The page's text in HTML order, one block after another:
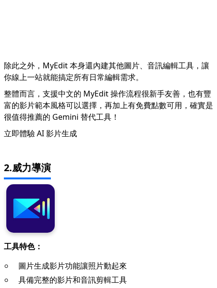
除此之外，MyEdit 本身還內建其他圖片、音訊編輯工具，讓
你線上一站就能搞定所有日常編輯需求。
整體而言，支援中文的 MyEdit 操作流程很新手友善，也有豐
富的影片範本風格可以選擇，再加上有免費點數可用，確實是
很值得推薦的 Gemini 替代工具！
立即體驗 AI 影片生成
2.威力導演
工具特色：
圖片生成影片功能讓照片動起來
具備完整的影片和音訊剪輯工具